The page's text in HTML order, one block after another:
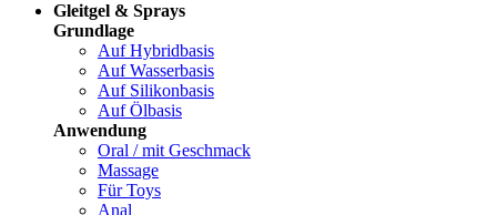
Gleitgel & Sprays
Grundlage
Auf Hybridbasis
Auf Wasserbasis
Auf Silikonbasis
Auf Ölbasis
Anwendung
Oral / mit Geschmack
Massage
Für Toys
Anal